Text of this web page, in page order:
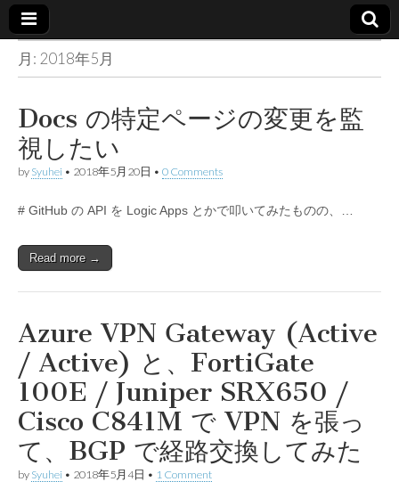
Made in
container
月: 2018年5月
Docs の特定ページの変更を監
視したい
by Syuhei • 2018年5月20日 • 0 Comments
# GitHub の API を Logic Apps とかで叩いてみたものの、…
Read more →
Azure VPN Gateway (Active
/ Active) と、FortiGate
100E / Juniper SRX650 /
Cisco C841M で VPN を張っ
て、BGP で経路交換してみた
by Syuhei • 2018年5月4日 • 1 Comment